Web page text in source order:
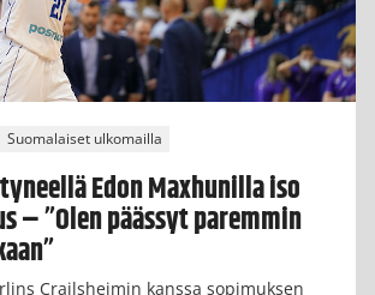
Suomalaiset ulkomailla
Edon Maxhunilla iso
– ”Olen päässyt paremmin
Crailsheimin kanssa sopimuksen